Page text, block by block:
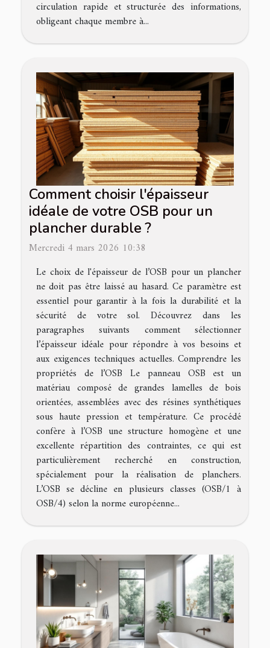
circulation rapide et structurée des informations,
obligeant chaque membre à...
Comment choisir l'épaisseur
idéale de votre OSB pour un
plancher durable ?
Mercredi 4 mars 2026 10:38
Le choix de l'épaisseur de l’OSB pour un plancher
ne doit pas être laissé au hasard. Ce paramètre est
essentiel pour garantir à la fois la durabilité et la
sécurité de votre sol. Découvrez dans les
paragraphes suivants comment sélectionner
l’épaisseur idéale pour répondre à vos besoins et
aux exigences techniques actuelles. Comprendre les
propriétés de l’OSB Le panneau OSB est un
matériau composé de grandes lamelles de bois
orientées, assemblées avec des résines synthétiques
sous haute pression et température. Ce procédé
confère à l’OSB une structure homogène et une
excellente répartition des contraintes, ce qui est
particulièrement recherché en construction,
spécialement pour la réalisation de planchers.
L’OSB se décline en plusieurs classes (OSB/1 à
OSB/4) selon la norme européenne...